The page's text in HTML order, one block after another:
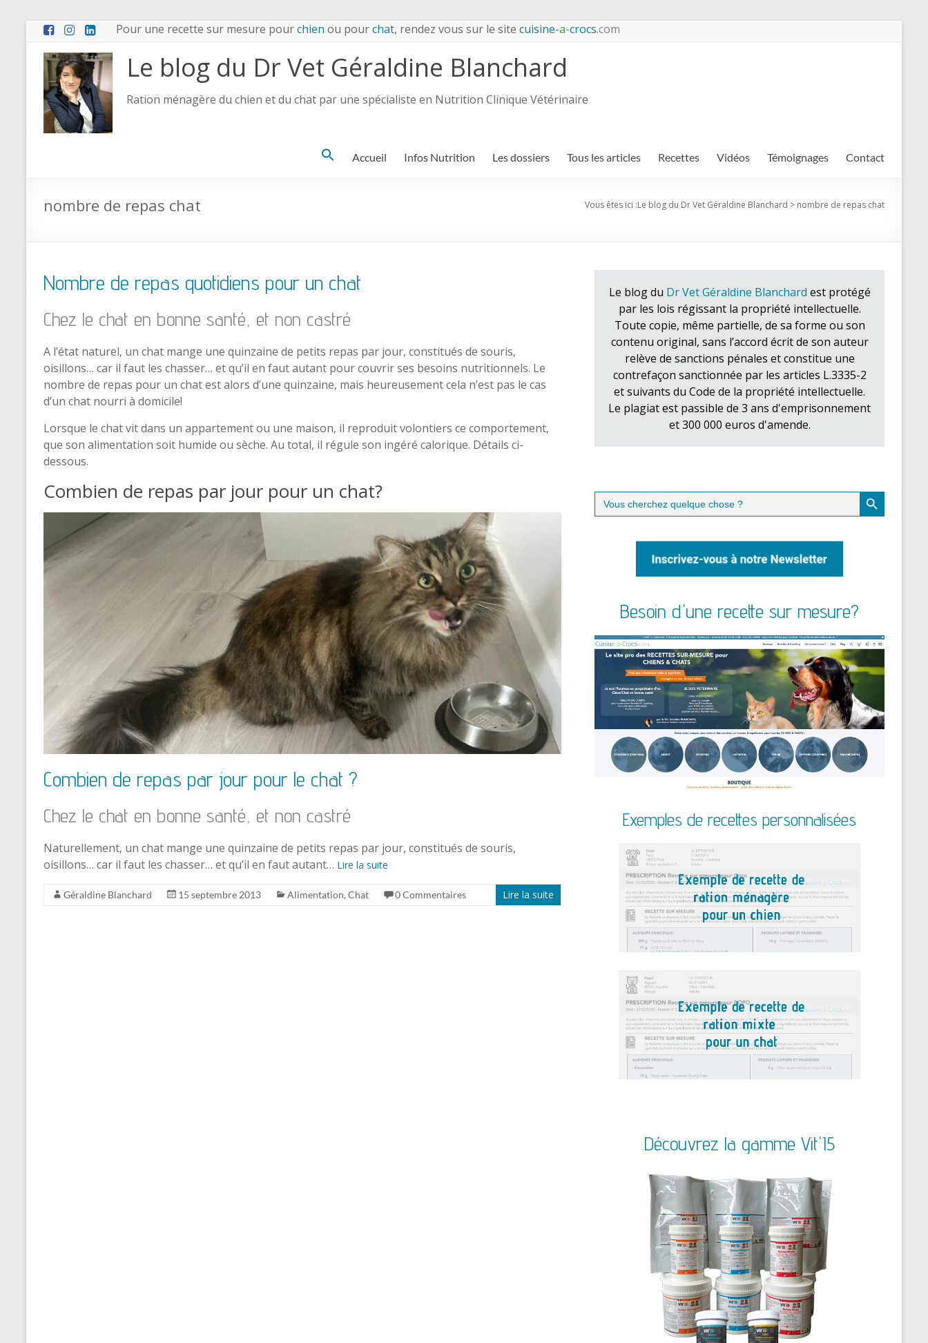
Pour une recette sur mesure pourchien ou pourchat, rendez vous sur le site cuisine-a-crocs.com
Le blog du Dr Vet Géraldine Blanchard
Ration ménagère du chien et du chat par une spécialiste en Nutrition Clinique Vétérinaire
Search Accueil Infos Nutrition Les dossiers Tous les articles Recettes Vidéos Témoignages Contact
nombre de repas chat Vous êtes ici :Le blog du Dr Vet Géraldine Blanchard > nombre de repas chat
Nombre de repas quotidiens pour un chat
Chez le chat en bonne santé, et non castré
A l’état naturel, un chat mange une quinzaine de petits repas par jour, constitués de souris,
oisillons… car il faut les chasser… et qu’il en faut autant pour couvrir ses besoins nutritionnels. Le
nombre de repas pour un chat est alors d’une quinzaine, mais heureusement cela n’est pas le cas
d’un chat nourri à domicile!
Lorsque le chat vit dans un appartement ou une maison, il reproduit volontiers ce comportement,
que son alimentation soit humide ou sèche. Au total, il régule son ingéré calorique. Détails ci-
dessous.
Combien de repas par jour pour un chat?
Combien de repas par jour pour le chat ?
Chez le chat en bonne santé, et non castré
Naturellement, un chat mange une quinzaine de petits repas par jour, constitués de souris,
oisillons… car il faut les chasser… et qu’il en faut autant… Lire la suite
Géraldine Blanchard 15 septembre 2013 Alimentation, Chat 0 Commentaires Lire la suite
Le blog du Dr Vet Géraldine Blanchard est protégé
par les lois régissant la propriété intellectuelle.
Toute copie, même partielle, de sa forme ou son
contenu original, sans l’accord écrit de son auteur
relève de sanctions pénales et constitue une
contrefaçon sanctionnée par les articles L.3335-2
et suivants du Code de la propriété intellectuelle.
Le plagiat est passible de 3 ans d'emprisonnement
et 300 000 euros d'amende.
Search
for:
Search Button
Besoin d'une recette sur mesure?
Exemples de recettes personnalisées
Découvrez la gamme Vit'I5